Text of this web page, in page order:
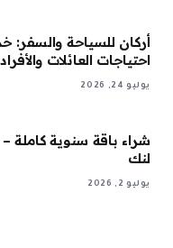
أركان للسياحة والسفر:
احتياجات العائلات والأفراد
يوليو 24, 2026
لنك
يوليو 2, 2026